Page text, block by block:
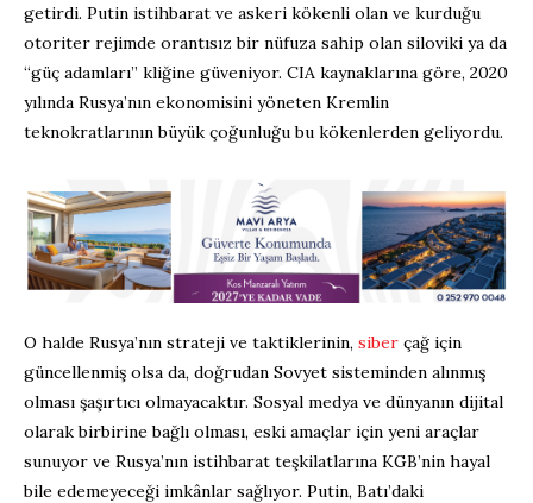
getirdi. Putin istihbarat ve askeri kökenli olan ve kurduğu
otoriter rejimde orantısız bir nüfuza sahip olan siloviki ya da
“güç adamları” kliğine güveniyor. CIA kaynaklarına göre, 2020
yılında Rusya’nın ekonomisini yöneten Kremlin
teknokratlarının büyük çoğunluğu bu kökenlerden geliyordu.
O halde Rusya’nın strateji ve taktiklerinin, siber çağ için
güncellenmiş olsa da, doğrudan Sovyet sisteminden alınmış
olması şaşırtıcı olmayacaktır. Sosyal medya ve dünyanın dijital
olarak birbirine bağlı olması, eski amaçlar için yeni araçlar
sunuyor ve Rusya’nın istihbarat teşkilatlarına KGB’nin hayal
bile edemeyeceği imkânlar sağlıyor. Putin, Batı’daki